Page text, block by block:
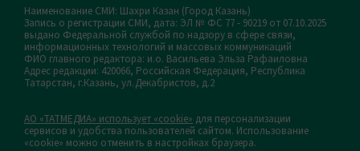
Наименование СМИ: Шахри Казан (Город Казань)
Запись о регистрации СМИ, дата: ЭЛ № ФС 77 - 90219 от 07.10.2025
выдано Федеральной службой по надзору в сфере связи,
информационных технологий и массовых коммуникаций
ФИО главного редактора: и.о. Васильева Эльза Рафаиловна
Адрес редакции: 420066, Российская Федерация, Республика
Татарстан, г.Казань, ул.Декабристов, д.2
АО «ТАТМЕДИА» использует «cookie» для персонализации
сервисов и удобства пользователей сайтом. Использование
«cookie» можно отменить в настройках браузера.